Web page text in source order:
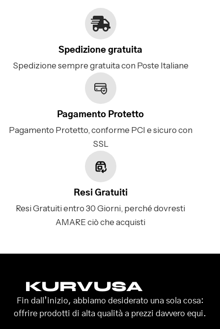
Spedizione gratuita
Spedizione sempre gratuita con Poste Italiane
Pagamento Protetto
Pagamento Protetto, conforme PCI e sicuro con
SSL
Resi Gratuiti
Resi Gratuiti entro 30 Giorni, perché dovresti
AMARE ciò che acquisti
KURVUSA
Fin dall’inizio, abbiamo desiderato una sola cosa:
offrire prodotti di alta qualità a prezzi davvero equi.